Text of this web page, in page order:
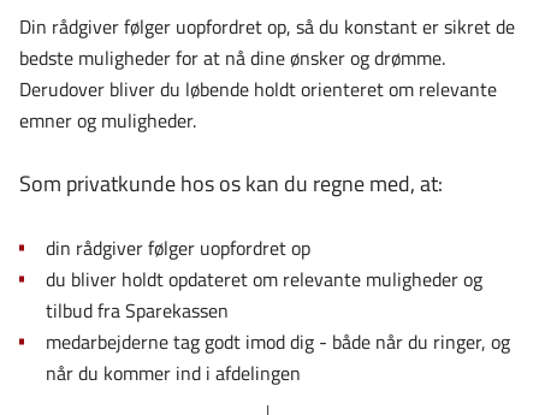
Din rådgiver følger uopfordret op, så du konstant er sikret de
bedste muligheder for at nå dine ønsker og drømme.
Derudover bliver du løbende holdt orienteret om relevante
emner og muligheder.
Som privatkunde hos os kan du regne med, at:
din rådgiver følger uopfordret op
du bliver holdt opdateret om relevante muligheder og
tilbud fra Sparekassen
medarbejderne tag godt imod dig - både når du ringer, og
når du kommer ind i afdelingen